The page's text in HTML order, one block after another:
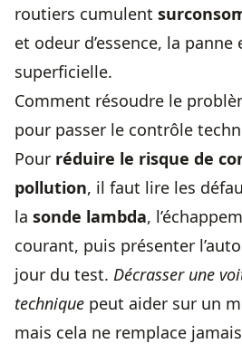
routiers cumulent
et odeur d’essence, la
superficielle.
Comment résoudre le
pour passer le contrôle
Pour réduire le risque de
pollution, il faut lire les
la sonde lambda,
courant, puis présenter
jour du test. Décrasser une
technique peut aider sur un
mais cela ne remplace